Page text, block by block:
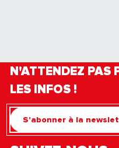
N'ATTENDEZ PAS
LES INFOS !
S'abonner à la